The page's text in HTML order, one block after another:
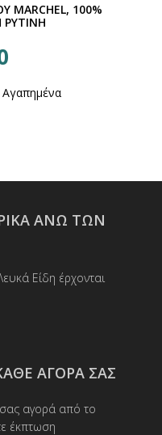
MARCHEL, 100%
ΡΥΤΙΝΗ
ΑΝΩ ΤΩΝ
Είδη έρχονται
ΑΓΟΡΑ ΣΑΣ
αγορά από το
έκπτωση